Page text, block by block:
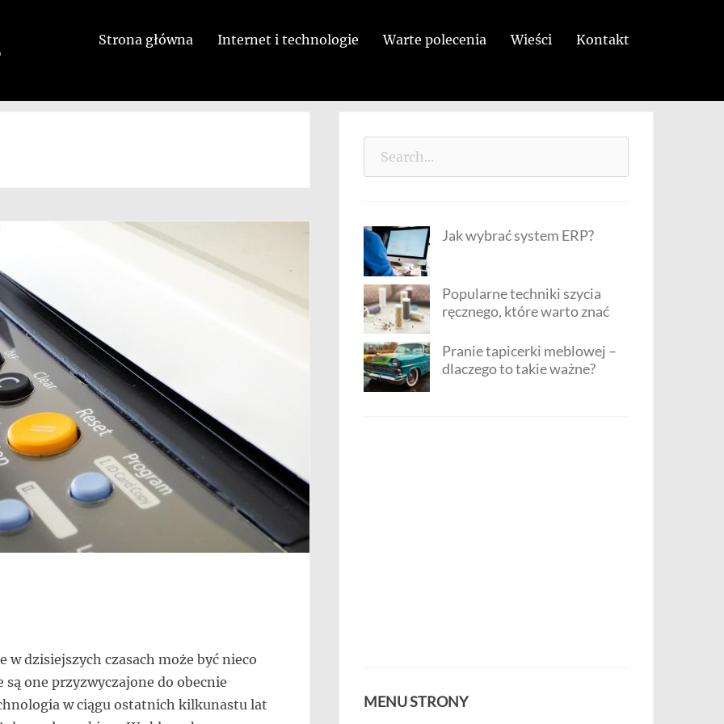
Strona główna Internet i technologie Warte polecenia Wieści Kontakt
dzisiejszych czasach może być nieco
one przyzwyczajone do obecnie
w ciągu ostatnich kilkunastu lat
Jak wybrać system ERP?
Popularne techniki szycia
ręcznego, które warto znać
Pranie tapicerki meblowej –
dlaczego to takie ważne?
MENU STRONY